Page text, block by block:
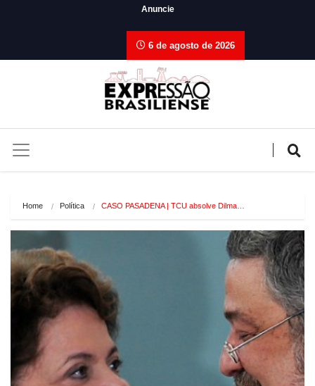
Anuncie
6 de agosto de 2026
Home Política CASO PASADENA | TCU absolve Dilma…